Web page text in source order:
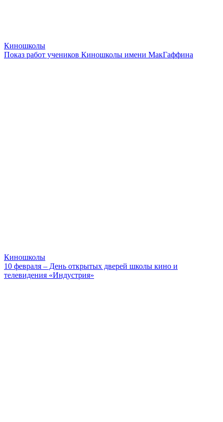
Киношколы
Показ работ учеников Киношколы имени МакГаффина
Киношколы
10 февраля – День открытых дверей школы кино и
телевидения «Индустрия»